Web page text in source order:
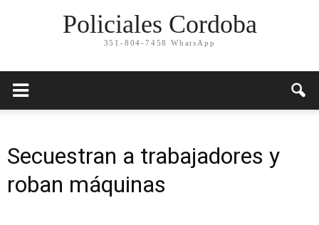
Policiales Cordoba
351-804-7458 WhatsApp
Secuestran a trabajadores y
roban máquinas